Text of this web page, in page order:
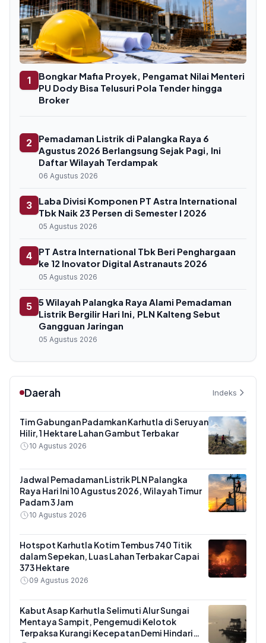
1
Bongkar Mafia Proyek, Pengamat Nilai Menteri
PU Dody Bisa Telusuri Pola Tender hingga
Broker
2
Pemadaman Listrik di Palangka Raya 6
Agustus 2026 Berlangsung Sejak Pagi, Ini
Daftar Wilayah Terdampak
06 Agustus 2026
3
Laba Divisi Komponen PT Astra International
Tbk Naik 23 Persen di Semester I 2026
05 Agustus 2026
4
PT Astra International Tbk Beri Penghargaan
ke 12 Inovator Digital Astranauts 2026
05 Agustus 2026
5 5 Wilayah Palangka Raya Alami Pemadaman
Listrik Bergilir Hari Ini, PLN Kalteng Sebut
Gangguan Jaringan
05 Agustus 2026
Daerah Indeks
Tim Gabungan Padamkan Karhutla di Seruyan
Hilir, 1 Hektare Lahan Gambut Terbakar
10 Agustus 2026
Jadwal Pemadaman Listrik PLN Palangka
Raya Hari Ini 10 Agustus 2026, Wilayah Timur
Padam 3 Jam
10 Agustus 2026
Hotspot Karhutla Kotim Tembus 740 Titik
dalam Sepekan, Luas Lahan Terbakar Capai
373 Hektare
09 Agustus 2026
Kabut Asap Karhutla Selimuti Alur Sungai
Mentaya Sampit, Pengemudi Kelotok
Terpaksa Kurangi Kecepatan Demi Hindari